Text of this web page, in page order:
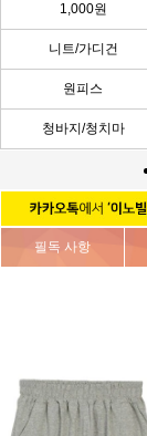
1,000원
니트/가디건
원피스
청바지/청치마
필독 사항